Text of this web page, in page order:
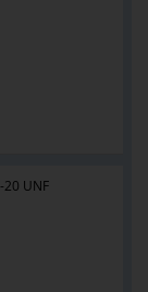
UNF